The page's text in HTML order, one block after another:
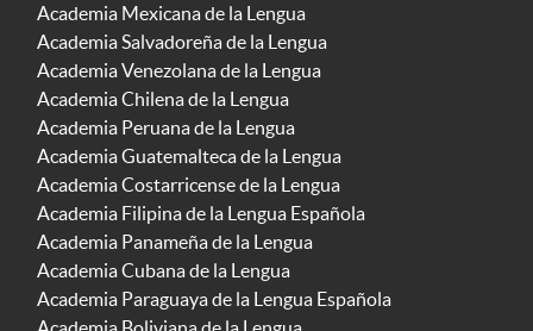
Academia Mexicana de la Lengua
Academia Salvadoreña de la Lengua
Academia Venezolana de la Lengua
Academia Chilena de la Lengua
Academia Peruana de la Lengua
Academia Guatemalteca de la Lengua
Academia Costarricense de la Lengua
Academia Filipina de la Lengua Española
Academia Panameña de la Lengua
Academia Cubana de la Lengua
Academia Paraguaya de la Lengua Española